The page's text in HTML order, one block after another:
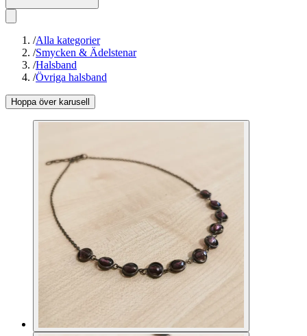
/Alla kategorier
/Smycken & Ädelstenar
/Halsband
/Övriga halsband
Hoppa över karusell